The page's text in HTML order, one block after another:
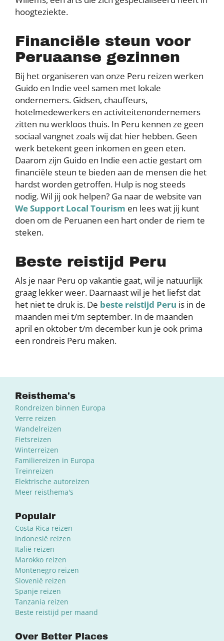
hoogteziekte.
Financiële steun voor
Peruaanse gezinnen
Bij het organiseren van onze Peru reizen werken
Guido en Indie veel samen met lokale
ondernemers. Gidsen, chauffeurs,
hotelmedewerkers en activiteitenondernemers
zitten nu werkloos thuis. In Peru kennen ze geen
sociaal vangnet zoals wij dat hier hebben. Geen
werk betekent geen inkomen en geen eten.
Daarom zijn Guido en Indie een actie gestart om
financiële steun te bieden aan de mensen die het
hardst worden getroffen. Hulp is nog steeds
nodig. Wil jij ook helpen? Ga naar de website van
We Support Local Tourism en lees wat jij kunt
doen om de Peruanen een hart onder de riem te
steken.
Beste reistijd Peru
Als je naar Peru op vakantie gaat, wil je natuurlijk
graag lekker weer. Daarnaast wil je het liefst dat
het niet te druk is. De beste reistijd Peru is in de
maanden mei t/m september. In de maanden
april en oktober t/m december kun je ook prima
een rondreis Peru maken.
Reisthema's
Rondreizen binnen Europa
Verre reizen
Wandelreizen
Fietsreizen
Winterreizen
Familiereizen in Europa
Treinreizen
Elektrische autoreizen
Meer reisthema's
Populair
Costa Rica reizen
Indonesië reizen
Italië reizen
Marokko reizen
Montenegro reizen
Slovenië reizen
Spanje reizen
Tanzania reizen
Beste reistijd per maand
Over Better Places